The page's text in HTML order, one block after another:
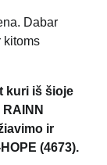
Dabar
kitoms
kuri iš šioje
ir
(4673).